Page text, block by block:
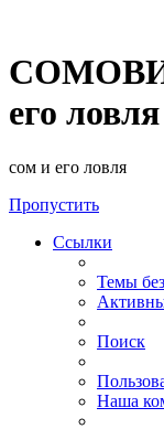
его ловля
сом и его ловля
Пропустить
Ссылки
Темы
Поиск
Наша